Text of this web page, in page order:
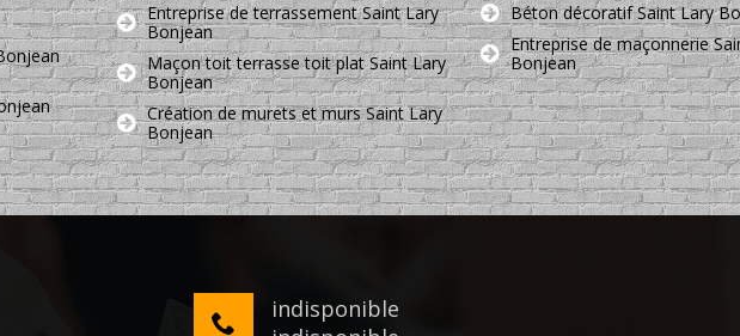
Entreprise de terrassement Saint Lary
Bonjean
Maçon toit terrasse toit plat Saint Lary
Bonjean
Création de murets et murs Saint Lary
Bonjean
Béton décoratif Saint Lary
Entreprise de maçonnerie
Bonjean
indisponible